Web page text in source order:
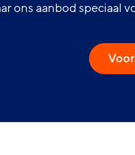
ons aanbod speciaal